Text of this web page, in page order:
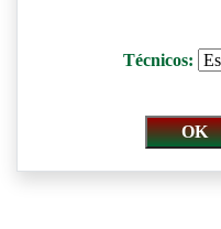
Técnicos: